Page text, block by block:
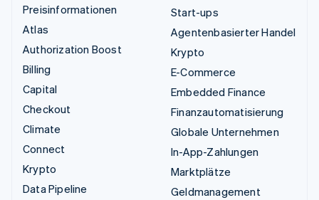
Preisinformationen
Atlas
Authorization Boost
Billing
Capital
Checkout
Climate
Connect
Krypto
Data Pipeline
Start-ups
Agentenbasierter Handel
Krypto
E-Commerce
Embedded Finance
Finanzautomatisierung
Globale Unternehmen
In-App-Zahlungen
Marktplätze
Geldmanagement